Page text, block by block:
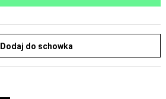
Dodaj do schowka